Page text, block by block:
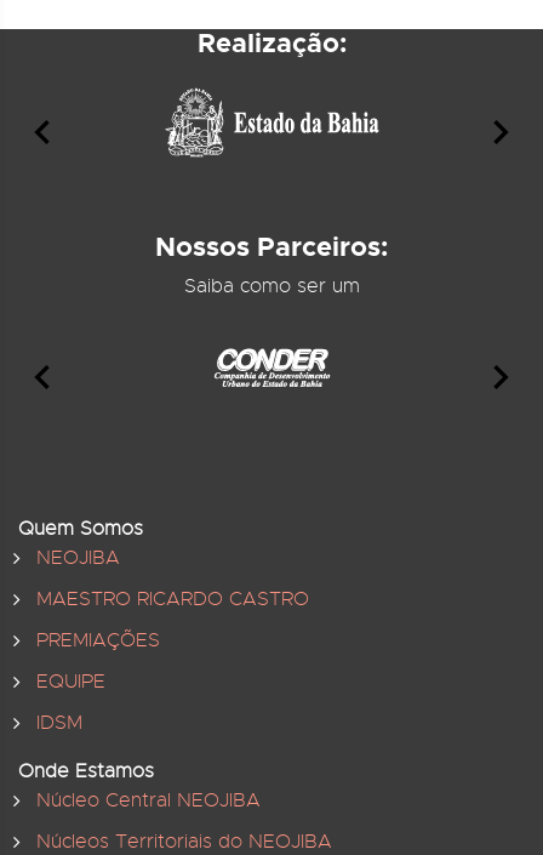
Realização:
Nossos Parceiros:
Saiba como ser um
Quem Somos
NEOJIBA
MAESTRO RICARDO CASTRO
PREMIAÇÕES
EQUIPE
IDSM
Onde Estamos
Núcleo Central NEOJIBA
Núcleos Territoriais do NEOJIBA